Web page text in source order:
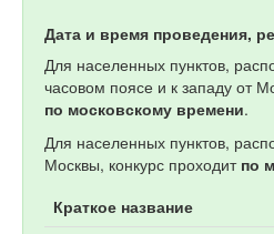
Дата и время проведения,
Для населенных пунктов,
часовом поясе и к западу от
по московскому времени.
Для населенных пунктов,
Москвы, конкурс проходит по
Краткое название